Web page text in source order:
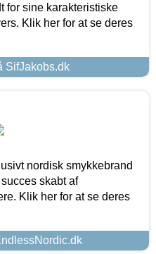
for sine karakteristiske
Klik her for at se deres
SifJakobs.dk
nordisk smykkebrand
skabt af
Klik her for at se deres